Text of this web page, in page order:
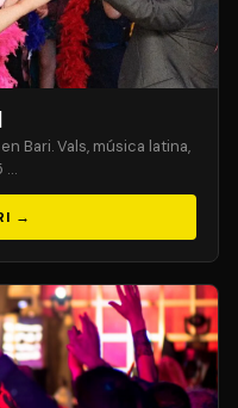
Bari. Vals, música latina,
…
→